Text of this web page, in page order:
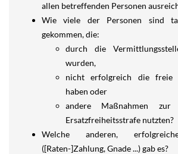
allen betreffenden Personen
Wie viele der Personen sind
gekommen, die:
durch die
wurden,
nicht erfolgreich die freie
haben oder
andere Maßnahmen zur
Ersatzfreiheitsstrafe nutzten?
Welche anderen,
([Raten-]Zahlung, Gnade ...) gab es?